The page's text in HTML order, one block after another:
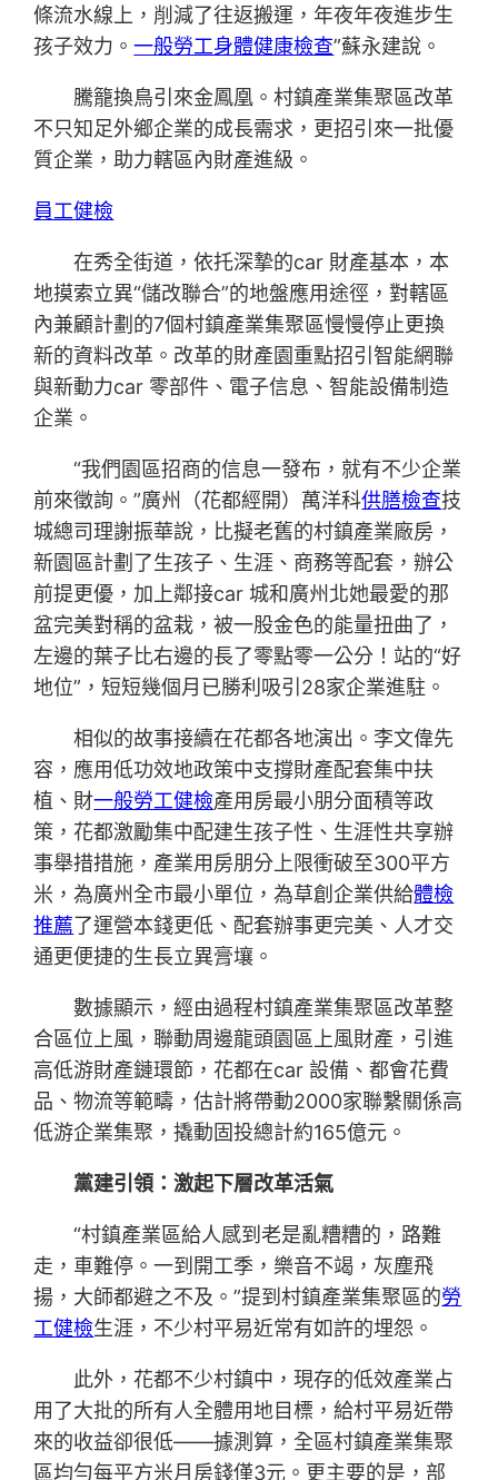
條流水線上，削減了往返搬運，年夜年夜進步生
孩子效力。一般勞工身體健康檢查”蘇永建說。
騰籠換鳥引來金鳳凰。村鎮產業集聚區改革
不只知足外鄉企業的成長需求，更招引來一批優
質企業，助力轄區內財產進級。
員工健檢
在秀全街道，依托深摯的car 財產基本，本
地摸索立異“儲改聯合”的地盤應用途徑，對轄區
內兼顧計劃的7個村鎮產業集聚區慢慢停止更換
新的資料改革。改革的財產園重點招引智能網聯
與新動力car 零部件、電子信息、智能設備制造
企業。
“我們園區招商的信息一發布，就有不少企業
前來徵詢。”廣州（花都經開）萬洋科供膳檢查技
城總司理謝振華說，比擬老舊的村鎮產業廠房，
新園區計劃了生孩子、生涯、商務等配套，辦公
前提更優，加上鄰接car 城和廣州北她最愛的那
盆完美對稱的盆栽，被一股金色的能量扭曲了，
左邊的葉子比右邊的長了零點零一公分！站的“好
地位”，短短幾個月已勝利吸引28家企業進駐。
相似的故事接續在花都各地演出。李文偉先
容，應用低功效地政策中支撐財產配套集中扶
植、財一般勞工健檢產用房最小朋分面積等政
策，花都激勵集中配建生孩子性、生涯性共享辦
事舉措措施，產業用房朋分上限衝破至300平方
米，為廣州全市最小單位，為草創企業供給體檢
推薦了運營本錢更低、配套辦事更完美、人才交
通更便捷的生長立異膏壤。
數據顯示，經由過程村鎮產業集聚區改革整
合區位上風，聯動周邊龍頭園區上風財產，引進
高低游財產鏈環節，花都在car 設備、都會花費
品、物流等範疇，估計將帶動2000家聯繫關係高
低游企業集聚，撬動固投總計約165億元。
黨建引領：激起下層改革活氣
“村鎮產業區給人感到老是亂糟糟的，路難
走，車難停。一到開工季，樂音不竭，灰塵飛
揚，大師都避之不及。”提到村鎮產業集聚區的勞
工健檢生涯，不少村平易近常有如許的埋怨。
此外，花都不少村鎮中，現存的低效產業占
用了大批的所有人全體用地目標，給村平易近帶
來的收益卻很低——據測算，全區村鎮產業集聚
區均勻每平方米月房錢僅3元。更主要的是，部